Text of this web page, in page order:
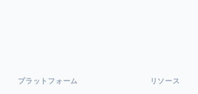
プラットフォーム リソース